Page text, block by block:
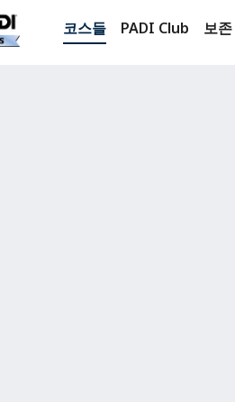
코스들 PADI Club 보존